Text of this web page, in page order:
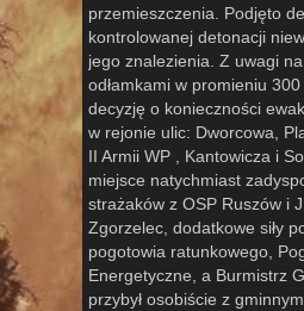
przemieszczenia. Podjęto
kontrolowanej detonacji
jego znalezienia. Z uwagi
odłamkami w promieniu
decyzję o konieczności
w rejonie ulic: Dworcowa,
II Armii WP , Kantowicza i
miejsce natychmiast
strażaków z OSP Ruszów i
Zgorzelec, dodatkowe siły
pogotowia ratunkowego,
Energetyczne, a Burmistrz
przybył osobiście z